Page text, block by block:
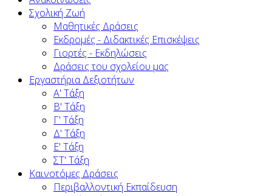
Σχολική Ζωή
Μαθητικές Δράσεις
Εκδρομές - Διδακτικές Επισκέψεις
Γιορτές - Εκδηλώσεις
Δράσεις του σχολείου μας
Εργαστήρια Δεξιοτήτων
Α' Τάξη
Β' Τάξη
Γ' Τάξη
Δ' Τάξη
Ε' Τάξη
ΣΤ' Τάξη
Καινοτόμες Δράσεις
Περιβαλλοντική Εκπαίδευση